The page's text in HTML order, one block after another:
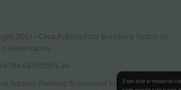
2021 - Casa Publicadora Brasileira. Todos os
Reservados.
0001-26.
Antonio Romano Schincariol Km 106, Jardim
Este site armazena